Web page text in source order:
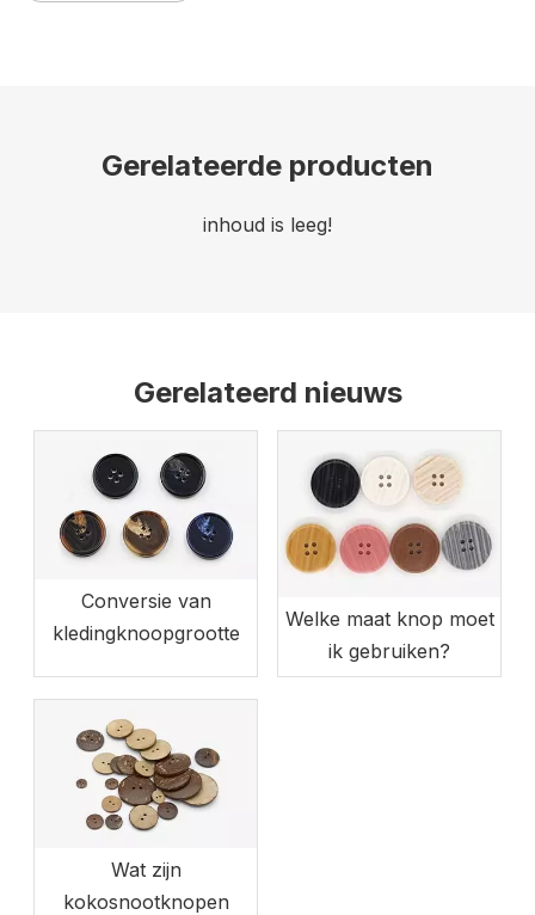
Gerelateerde producten
inhoud is leeg!
Gerelateerd nieuws
Conversie van
kledingknoopgrootte
Welke maat knop moet
ik gebruiken?
Wat zijn
kokosnootknopen